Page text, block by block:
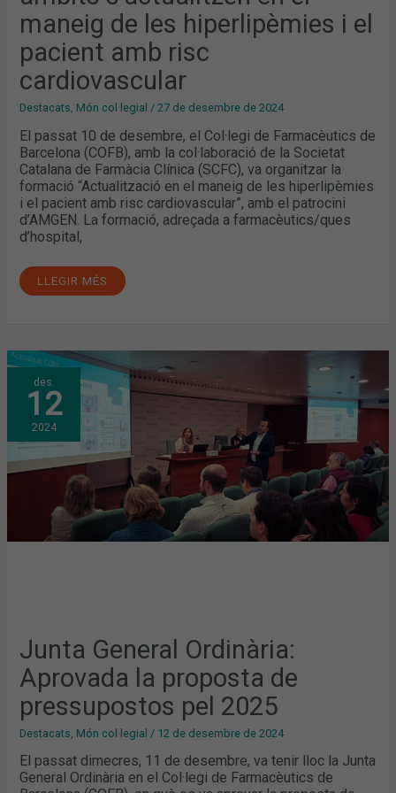
maneig de les hiperlipèmies i el
pacient amb risc
cardiovascular
Destacats Món col·legial /27 de desembre de 2024
El passat 10 de desembre, el Col·legi de Farmacèutics de
Barcelona (COFB), amb la col·laboració de la Societat
Catalana de Farmàcia Clínica (SCFC), va organitzar la
formació “Actualització en el maneig de les hiperlipèmies
i el pacient amb risc cardiovascular”, amb el patrocini
d’AMGEN. La formació, adreçada a farmacèutics/ques
d’hospital,
LLEGIR MÉS
des.
12
2024
Junta General Ordinària:
Aprovada la proposta de
pressupostos pel 2025
Destacats Món col·legial / 12 de desembre de 2024
El passat dimecres, 11 de desembre, va tenir lloc la Junta
General Ordinària en el Col·legi de Farmacèutics de
JUNTA
GENERAL
ORDINÀRIA:
APROVADA
LA
PROPOSTA
DE
PRESSUPOSTOS
PEL